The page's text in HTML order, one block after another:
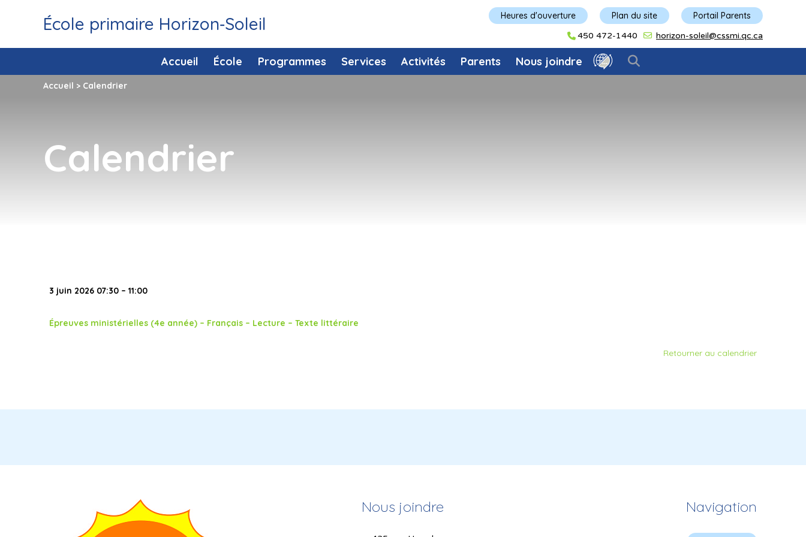
École primaire Horizon‑Soleil Plan du site Portail Parents
Heures d'ouverture
450 472-1440 horizon-soleil@cssmi.qc.ca
Accueil École Programmes Services Activités Parents Nous joindre
Accueil > Calendrier
Calendrier
3 juin 2026 07:30 – 11:00
Épreuves ministérielles (4e année) – Français – Lecture – Texte littéraire
Retourner au calendrier
Nous joindre Navigation